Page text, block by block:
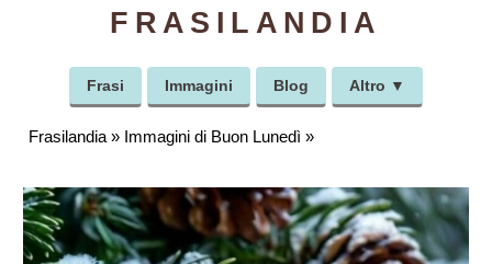
FRASILANDIA
Frasi Immagini Blog Altro ▼
Frasilandia » Immagini di Buon Lunedì »